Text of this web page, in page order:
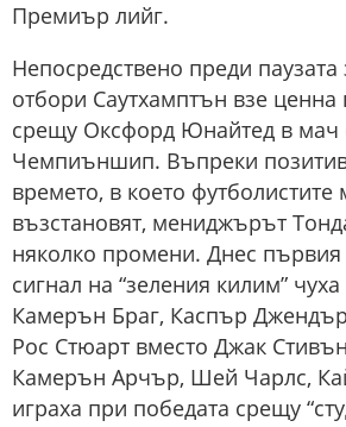
Премиър лийг.
Непосредствено преди
отбори Саутхамптън взе ценна
срещу Оксфорд Юнайтед в мач
Чемпиъншип. Въпреки
времето, в което футболистите
възстановят, мениджърът
няколко промени. Днес първия
сигнал на “зеления килим”
Камерън Браг, Каспър
Рос Стюарт вместо Джак
Камерън Арчър, Шей Чарлс,
играха при победата срещу